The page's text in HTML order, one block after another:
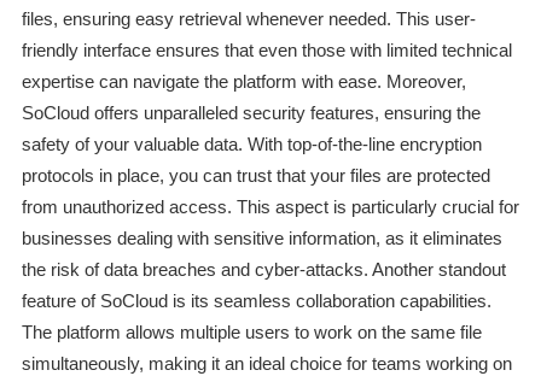
files, ensuring easy retrieval whenever needed. This user-
friendly interface ensures that even those with limited technical
expertise can navigate the platform with ease. Moreover,
SoCloud offers unparalleled security features, ensuring the
safety of your valuable data. With top-of-the-line encryption
protocols in place, you can trust that your files are protected
from unauthorized access. This aspect is particularly crucial for
businesses dealing with sensitive information, as it eliminates
the risk of data breaches and cyber-attacks. Another standout
feature of SoCloud is its seamless collaboration capabilities.
The platform allows multiple users to work on the same file
simultaneously, making it an ideal choice for teams working on